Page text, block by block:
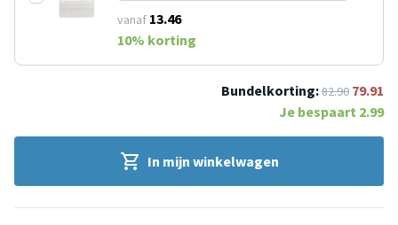
vanaf 13.46
10% korting
Bundelkorting:82.90 79.91
Je bespaart 2.99
In mijn winkelwagen